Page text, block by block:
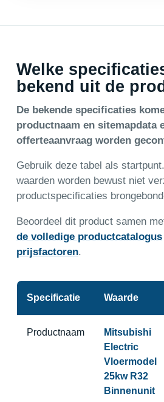
Welke
bekend uit de
De bekende specificaties
productnaam en sitemapdata
offerteaanvraag worden
Gebruik deze tabel als
waarden worden bewust niet
productspecificaties
Beoordeel dit product samen
de volledige productcatalogus
prijsfactoren.
Specificatie Waarde
Productnaam
Mitsubishi
Electric
Vloermodel
25kw R32
Binnenunit